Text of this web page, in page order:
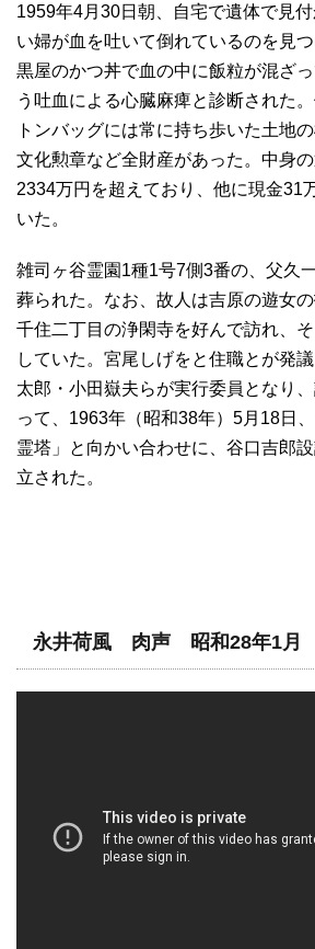
1959年4月30日朝、自宅で遺体で見
い婦が血を吐いて倒れているのを見
黒屋のかつ丼で血の中に飯粒が混ざ
う吐血による心臓麻痺と診断された
トンバッグには常に持ち歩いた土地
文化勲章など全財産があった。中身
2334万円を超えており、他に現金31
いた。
雑司ヶ谷霊園1種1号7側3番の、父久
葬られた。なお、故人は吉原の遊女
千住二丁目の浄閑寺を好んで訪れ、
していた。宮尾しげをと住職とが発
太郎・小田嶽夫らが実行委員となり
って、1963年（昭和38年）5月18日
霊塔」と向かい合わせに、谷口吉郎
立された。
永井荷風 肉声 昭和28年1月